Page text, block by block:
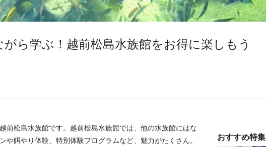
がら学ぶ！越前松島水族館をお得に楽しもう
前松島水族館です。越前松島水族館では、他の水族館にはな
餌やり体験、特別体験プログラムなど、魅力がたくさん。
おすすめ特集